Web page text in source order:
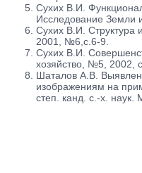
Сухих В.И.
Исследование Земли
Сухих В.И. Структура
2001, №6,с.6-9.
Сухих В.И.
хозяйство, №5, 2002,
Шаталов А.В.
изображениям на
степ. канд. с.-х. наук.